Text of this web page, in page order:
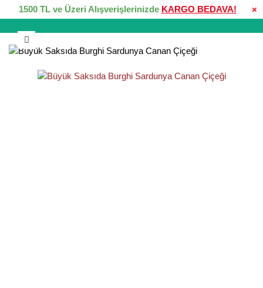
×
1500 TL ve Üzeri Alışverişlerinizde KARGO BEDAVA!